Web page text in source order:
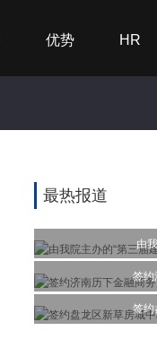
优势 HR
最热报道
由
签约
签约